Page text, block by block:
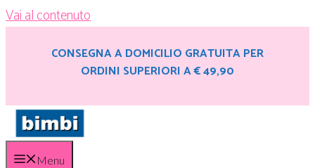
Vai al contenuto
CONSEGNA A DOMICILIO GRATUITA PER
ORDINI SUPERIORI A € 49,90
Menu